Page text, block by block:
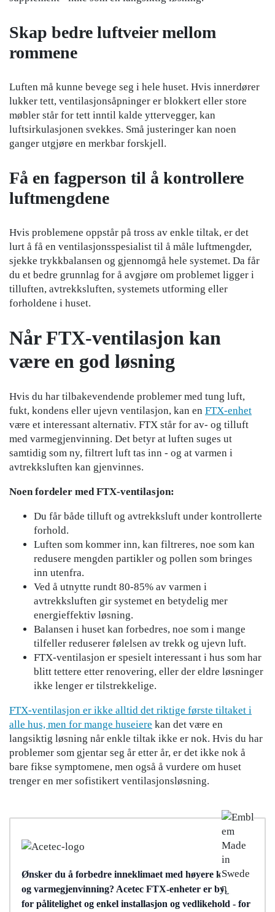
Skap bedre luftveier mellom
rommene
Luften må kunne bevege seg i hele huset. Hvis innerdører
lukker tett, ventilasjonsåpninger er blokkert eller store
møbler står for tett inntil kalde yttervegger, kan
luftsirkulasjonen svekkes. Små justeringer kan noen
ganger utgjøre en merkbar forskjell.
Få en fagperson til å kontrollere
luftmengdene
Hvis problemene oppstår på tross av enkle tiltak, er det
lurt å få en ventilasjonsspesialist til å måle luftmengder,
sjekke trykkbalansen og gjennomgå hele systemet. Da får
du et bedre grunnlag for å avgjøre om problemet ligger i
tilluften, avtrekksluften, systemets utforming eller
forholdene i huset.
Når FTX-ventilasjon kan
være en god løsning
Hvis du har tilbakevendende problemer med tung luft,
fukt, kondens eller ujevn ventilasjon, kan en FTX-enhet
være et interessant alternativ. FTX står for av- og tilluft
med varmegjenvinning. Det betyr at luften suges ut
samtidig som ny, filtrert luft tas inn - og at varmen i
avtrekksluften kan gjenvinnes.
Noen fordeler med FTX-ventilasjon:
Du får både tilluft og avtrekksluft under kontrollerte
forhold.
Luften som kommer inn, kan filtreres, noe som kan
redusere mengden partikler og pollen som bringes
inn utenfra.
Ved å utnytte rundt 80-85% av varmen i
avtrekksluften gir systemet en betydelig mer
energieffektiv løsning.
Balansen i huset kan forbedres, noe som i mange
tilfeller reduserer følelsen av trekk og ujevn luft.
FTX-ventilasjon er spesielt interessant i hus som har
blitt tettere etter renovering, eller der eldre løsninger
ikke lenger er tilstrekkelige.
FTX-ventilasjon er ikke alltid det riktige første tiltaket i
alle hus, men for mange huseiere kan det være en
langsiktig løsning når enkle tiltak ikke er nok. Hvis du har
problemer som gjentar seg år etter år, er det ikke nok å
bare fikse symptomene, men også å vurdere om huset
trenger en mer sofistikert ventilasjonsløsning.
Ønsker du å forbedre inneklimaet med høyere komfort
og varmegjenvinning? Acetec FTX-enheter er bygget
for pålitelighet og enkel installasjon og vedlikehold - for